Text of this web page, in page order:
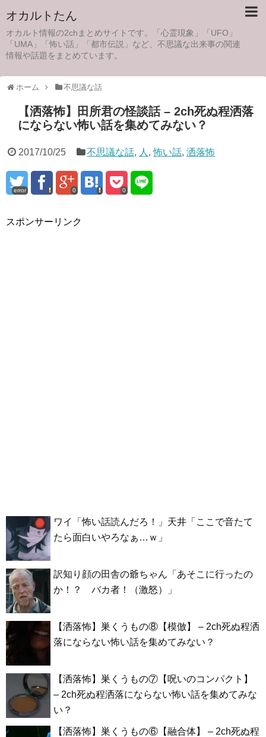
オカルトたん
オカルト情報の2chまとめサイトです。「心霊現象」「UFO」
「UMA」「怖い話」「都市伝説」など、不思議な出来事の関連
情報や話題をまとめています。
ホーム 不思議な話
【洒落怖】田所君の怪談話 – 2ch死ぬ程洒落
にならない怖い話を集めてみない？
2017/10/25 不思議な話, 人 ,怖い話,洒落怖
error 0 0
スポンサーリンク
ワイ「怖い話読んだろ！」天井「ここで音たて
たら面白いやろなぁ…ｗ」
訳知り顔の田舎の爺ちゃん「あそこに行ったの
か！？ バカ者！（激怒）」
【洒落怖】巣くうもの⑧【模倣】 – 2ch死ぬ程洒
落にならない怖い話を集めてみない？
【洒落怖】巣くうもの⑦【呪いのコンパクト】
– 2ch死ぬ程洒落にならない怖い話を集めてみな
い？
【洒落怖】巣くうもの⑥【融合体】 – 2ch死ぬ程